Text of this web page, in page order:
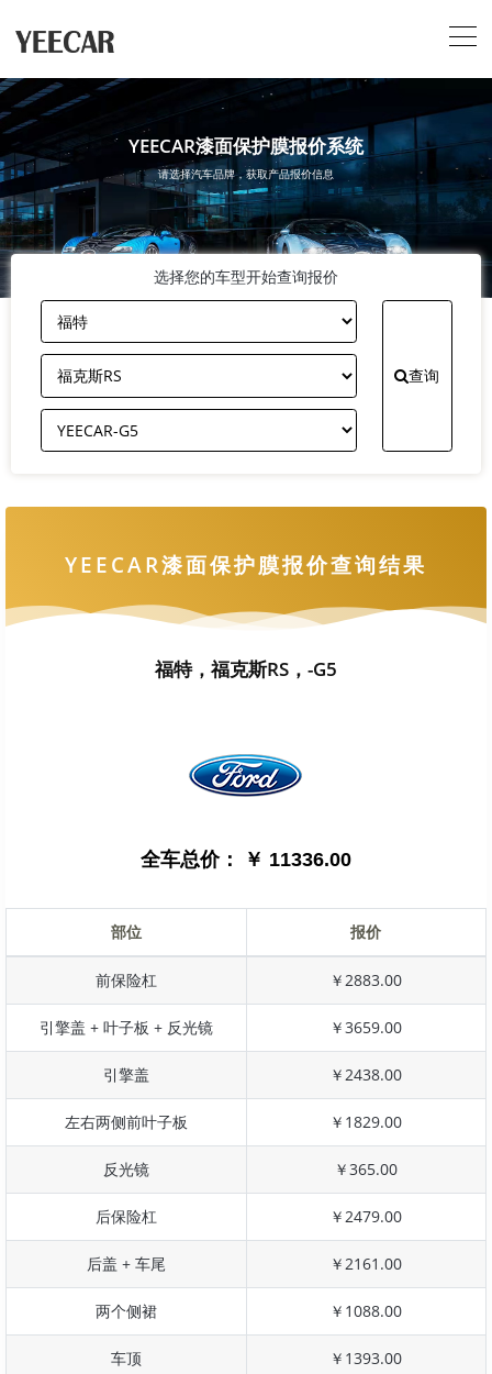
YEECAR漆面保护膜报价系统
请选择汽车品牌，获取产品报价信息
选择您的车型开始查询报价
查询
YEECAR漆面保护膜报价查询结果
福特，福克斯RS，-G5
全车总价： ￥ 11336.00
部位 报价
前保险杠 ￥2883.00
引擎盖 + 叶子板 + 反光镜 ￥3659.00
引擎盖 ￥2438.00
左右两侧前叶子板 ￥1829.00
反光镜 ￥365.00
后保险杠 ￥2479.00
后盖 + 车尾 ￥2161.00
两个侧裙 ￥1088.00
车顶 ￥1393.00